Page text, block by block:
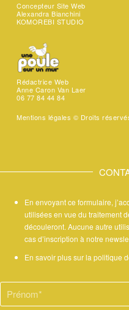
Concepteur Site Web
Alexandra Bianchini
KOMOREBI STUDIO
Rédactrice Web
Anne Caron Van Laer
06 77 84 44 84
Mentions légales © Droits
En envoyant ce formulaire,
utilisées en vue du traitement
découleront. Aucune autre
cas d’inscription à notre
En savoir plus sur la politique